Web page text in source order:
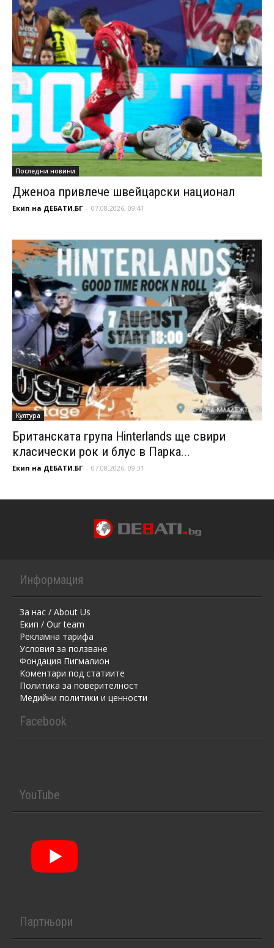
Последни новини
Дженоа привлече швейцарски национал
Екип на ДЕБАТИ.БГ - 07.08.2026, 09:41
Култура
Британската група Hinterlands ще свири
класически рок и блус в Парка...
Екип на ДЕБАТИ.БГ - 07.08.2026, 09:31
Информация
За нас / About Us
Екип / Our team
Рекламна тарифа
Условия за ползване
Фондация Пигмалион
Kоментaри под статиите
Политика за поверителност
Медийни политики и ценности
Facebook
YouTube
Партньори